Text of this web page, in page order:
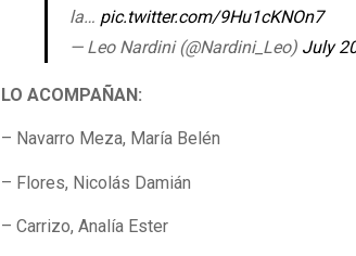
la… pic.twitter.com/9Hu1cKNOn7
— Leo Nardini (@Nardini_Leo) July
LO ACOMPAÑAN:
– Navarro Meza, María Belén
– Flores, Nicolás Damián
– Carrizo, Analía Ester